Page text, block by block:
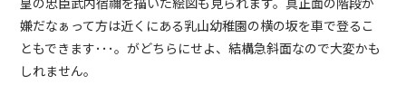
嫌だなぁって方は近くにある乳山幼稚園の横の坂を車で登るこ
ともできます･･･。がどちらにせよ、結構急斜面なので大変かも
しれません。